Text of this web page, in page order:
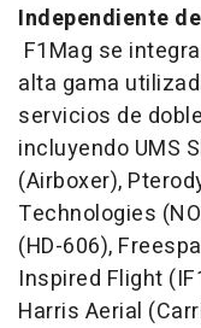
Independiente
F1Mag se
alta gama
servicios de
incluyendo UMS
(Airboxer),
Technologies
(HD-606),
Inspired Flight
Harris Aerial